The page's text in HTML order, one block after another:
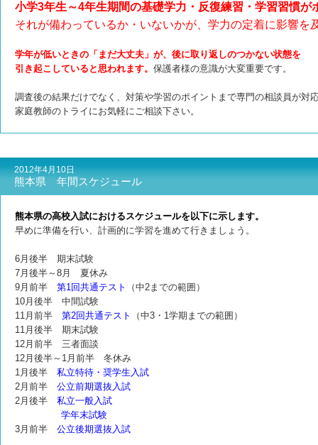
小学3年生～4年生期間の基礎学力・反復練習・学習習慣が
それが備わっているか・いないかが、学力の定着に影響を
学年が低いときの「まだ大丈夫」が、後に取り返しのつかない状態を
引き起こしていると思われます。 保護者様の意識が大変重要です。
調査後の結果だけでなく、対策や学習のポイントまで専門の相談員が対
家庭教師のトライにお気軽にご相談下さい。
2012年4月10日
熊本県 年間スケジュール
熊本県の高校入試におけるスケジュールを以下に示します。
早めに準備を行い、計画的に学習を進めて行きましょう。
6月後半 期末試験
7月後半～8月 夏休み
9月前半 第1回共通テスト
（中2までの範囲）
10月後半 中間試験
11月前半 第2回共通テスト
（中3・1学期までの範囲）
11月後半 期末試験
12月前半 三者面談
12月後半～1月前半 冬休み
1月後半 私立特待・奨学生入試
2月前半 公立前期選抜入試
2月後半 私立一般入試
学年末試験
3月前半 公立後期選抜入試